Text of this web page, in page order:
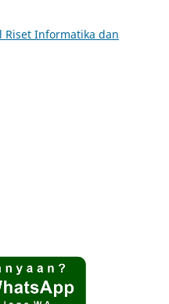
Riset Informatika dan